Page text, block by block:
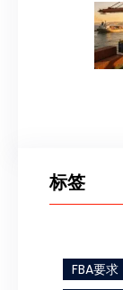
标签
FBA要求